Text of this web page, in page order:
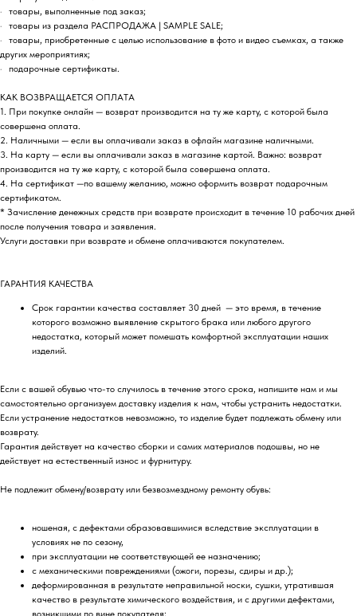
· товары, выполненные под заказ;
· товары из раздела РАСПРОДАЖА | SAMPLE SALE;
· товары, приобретенные с целью использование в фото и видео съемках, а также
других мероприятиях;
· подарочные сертификаты.
КАК ВОЗВРАЩАЕТСЯ ОПЛАТА
1. При покупке онлайн — возврат производится на ту же карту, с которой была
совершена оплата.
2. Наличными — если вы оплачивали заказ в офлайн магазине наличными.
3. На карту — если вы оплачивали заказ в магазине картой. Важно: возврат
производится на ту же карту, с которой была совершена оплата.
4. На сертификат —по вашему желанию, можно оформить возврат подарочным
сертификатом.
* Зачисление денежных средств при возврате происходит в течение 10 рабочих дней
после получения товара и заявления.
Услуги доставки при возврате и обмене оплачиваются покупателем.
ГАРАНТИЯ КАЧЕСТВА
Срок гарантии качества составляет 30 дней — это время, в течение
которого возможно выявление скрытого брака или любого другого
недостатка, который может помешать комфортной эксплуатации наших
изделий.
Если с вашей обувью что-то случилось в течение этого срока, напишите нам и мы
самостоятельно организуем доставку изделия к нам, чтобы устранить недостатки.
Если устранение недостатков невозможно, то изделие будет подлежать обмену или
возврату.
Гарантия действует на качество сборки и самих материалов подошвы, но не
действует на естественный износ и фурнитуру.
Не подлежит обмену/возврату или безвозмездному ремонту обувь:
ношеная, с дефектами образовавшимися вследствие эксплуатации в
условиях не по сезону,
при эксплуатации не соответствующей ее назначению;
с механическими повреждениями (ожоги, порезы, сдиры и др.);
деформированная в результате неправильной носки, сушки, утратившая
качество в результате химического воздействия, и с другими дефектами,
возникшими по вине покупателя;